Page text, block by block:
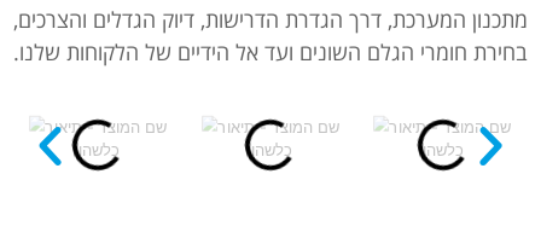
מתכנון המערכת, דרך הגדרת הדרישות, דיוק הגדלים והצרכים,
בחירת חומרי הגלם השונים ועד אל הידיים של הלקוחות שלנו.